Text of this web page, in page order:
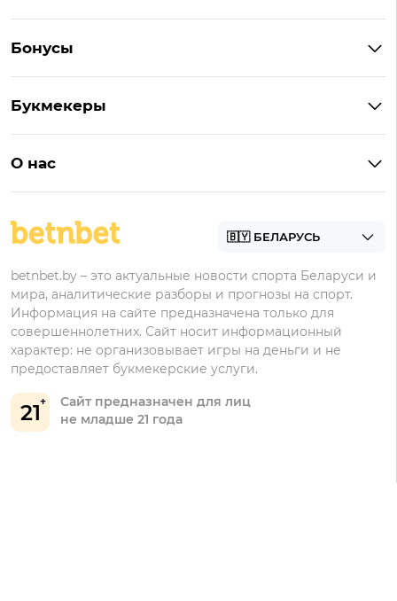
Букмекеры на Андроид
БК для ставок на киберспорт
Бонусы
Бонус на депозит
Бонусы Бетера
Бонусы Винлайн
Букмекеры
Марафонбет
О нас
21
Сайт предназначен для лиц
не младше 21 года
betnbet.by – это актуальные новости спорта Беларуси и
мира, аналитические разборы и прогнозы на спорт.
Информация на сайте предназначена только для
совершеннолетних. Сайт носит информационный
характер: не организовывает игры на деньги и не
предоставляет букмекерские услуги.